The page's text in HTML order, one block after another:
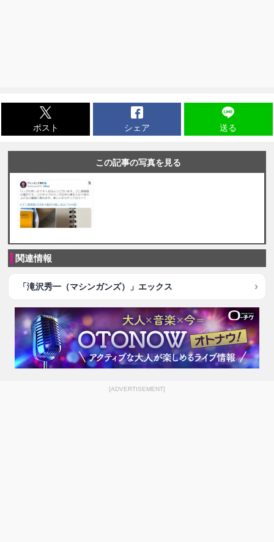
ポスト シェア 送る
この記事の写真を見る
関連情報
「滝沢秀一（マシンガンズ）」エックス
[ADVERTISEMENT]